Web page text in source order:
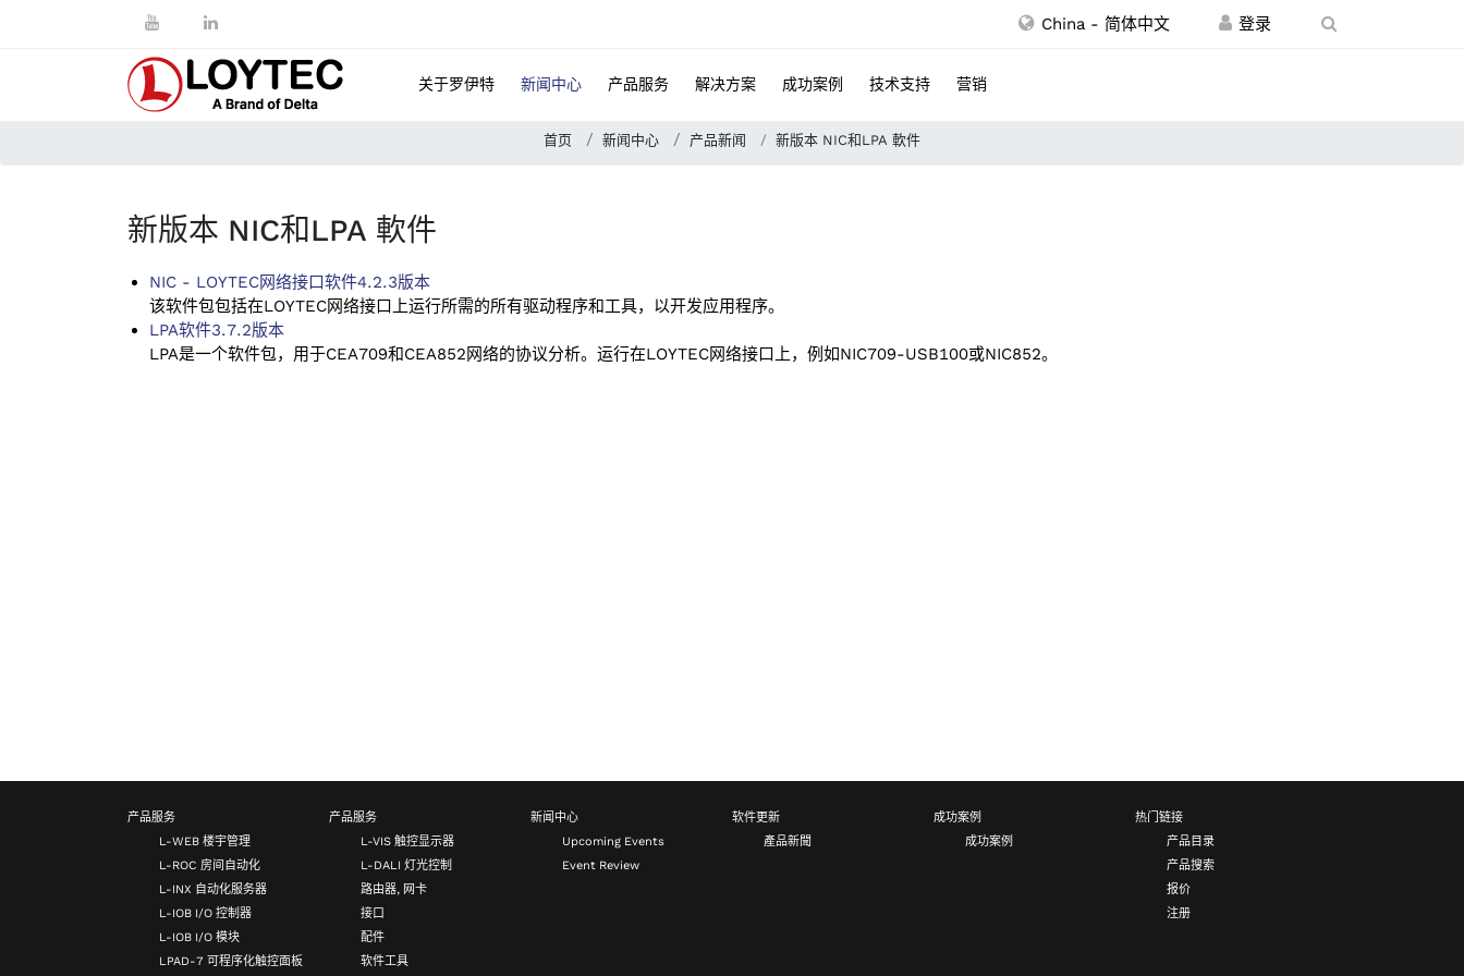
China - 简体中文
关于罗伊特 新闻中心 产品服务 解决方案 成功案例 技术支持 营销
首页 新闻中心 产品新闻 新版本 NIC和LPA 軟件
新版本 NIC和LPA 軟件
NIC - LOYTEC网络接口软件4.2.3版本
该软件包包括在LOYTEC网络接口上运行所需的所有驱动程序和工具，以开发应用程序。
LPA软件3.7.2版本
LPA是一个软件包，用于CEA709和CEA852网络的协议分析。运行在LOYTEC网络接口上，例如NIC709-USB100或NIC852。
产品服务
L-WEB 楼宇管理
L-ROC 房间自动化
L-INX 自动化服务器
L-IOB I/O 控制器
L-IOB I/O 模块
LPAD-7 可程序化触控面板
产品服务
L-VIS 触控显示器
L-DALI 灯光控制
路由器, 网卡
接口
配件
软件工具
新闻中心
Upcoming Events
Event Review
软件更新
產品新聞
成功案例
成功案例
热门链接
产品目录
产品搜索
报价
注册